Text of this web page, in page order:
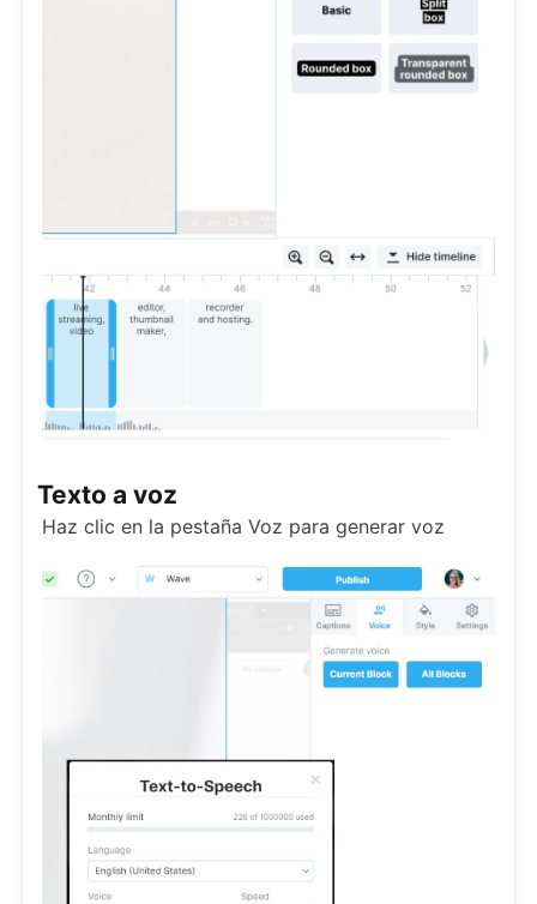
Texto a voz
Haz clic en la pestaña Voz para generar voz